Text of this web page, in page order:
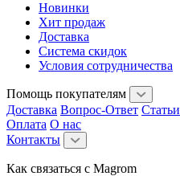
Новинки
Хит продаж
Доставка
Система скидок
Условия сотрудничества
Помощь покупателям
Доставка Вопрос-Ответ Статьи
Оплата О нас
Контакты
Как связаться с Magrom